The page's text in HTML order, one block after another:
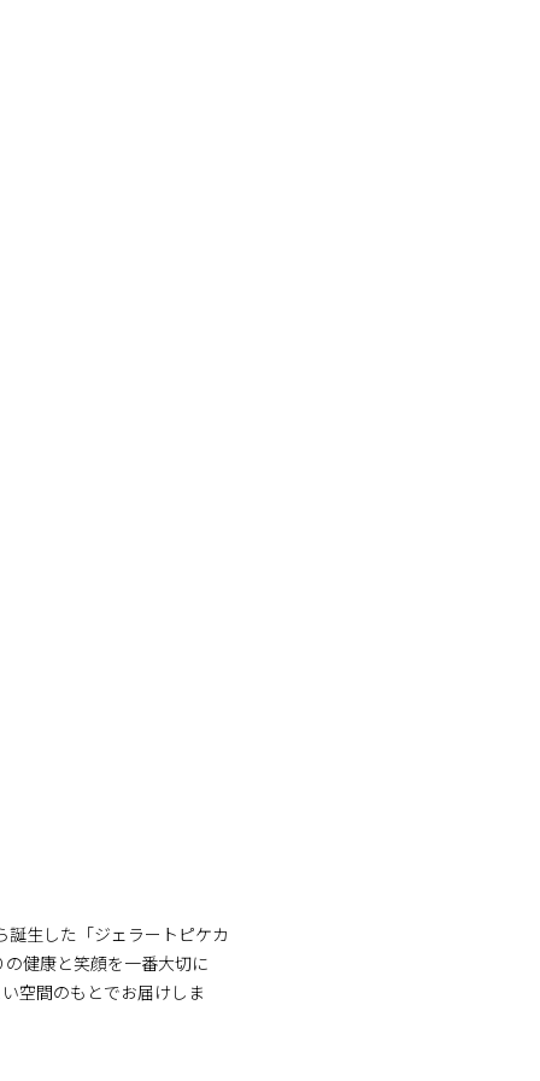
生した「ジェラートピケカ
健康と笑顔を一番大切に
空間のもとでお届けしま